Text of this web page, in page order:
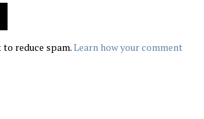
to reduce spam.Learn how your comment